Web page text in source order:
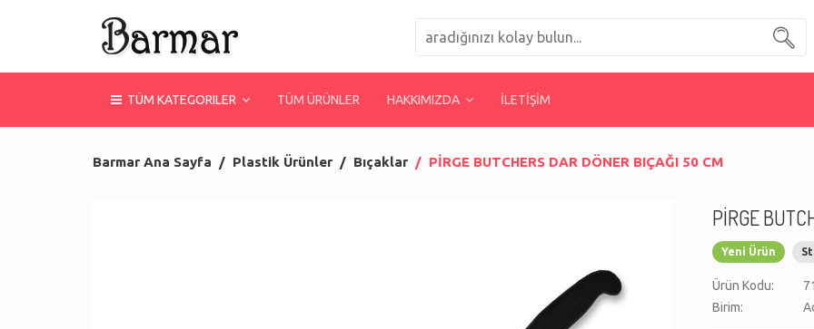
TÜM KATEGORILER TÜM ÜRÜNLER HAKKIMIZDA İLETİŞİM
Barmar Ana Sayfa Plastik Ürünler Bıçaklar PİRGE BUTCHERS DAR DÖNER BIÇAĞI 50 CM
PİRGE
Yeni Ürün
Ürün Kodu:
Birim: